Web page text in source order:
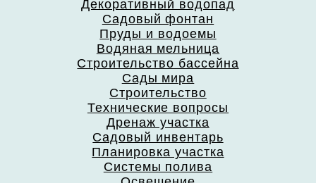
Декоративный водопад
Садовый фонтан
Пруды и водоемы
Водяная мельница
Строительство бассейна
Сады мира
Строительство
Технические вопросы
Дренаж участка
Садовый инвентарь
Планировка участка
Системы полива